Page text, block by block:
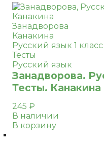
Занадворова
Канакина
Русский язык 1 класс
Тесты
Русский язык
Занадворова.
Тесты. Канакина
245 ₽
В наличии
В корзину